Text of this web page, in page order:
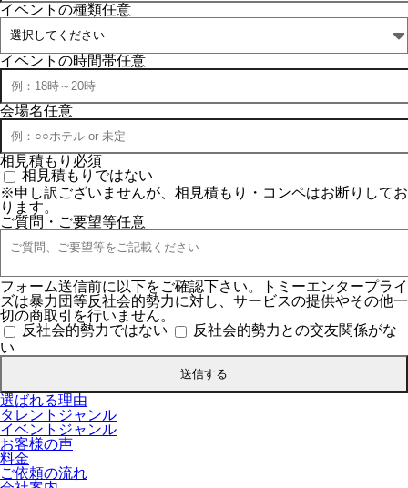
イベントの種類任意
イベントの時間帯任意
会場名任意
相見積もり 必須
相見積もりではない
※申し訳ございませんが、相見積もり・コンペはお断りしてお
ります。
ご質問・ご要望等任意
フォーム送信前に以下をご確認下さい。トミーエンタープライ
ズは暴力団等反社会的勢力に対し、サービスの提供やその他一
切の商取引を行いません。
反社会的勢力ではない
反社会的勢力との交友関係がな
い
選ばれる理由
タレントジャンル
イベントジャンル
お客様の声
料金
ご依頼の流れ